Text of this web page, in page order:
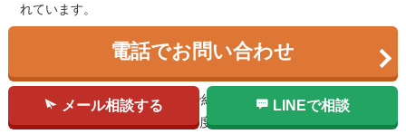
れています。
鴨川市の人口は、2023年現在で約32,000人となっており、世帯
数は約14,000世帯です。人口密度は1平方キロメートルあたり約
電話でお問い合わせ
メール相談する LINEで相談